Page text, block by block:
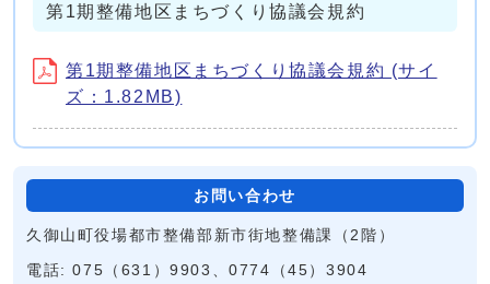
第1期整備地区まちづくり協議会規約
第1期整備地区まちづくり協議会規約 (サイ
ズ：1.82MB)
お問い合わせ
久御山町役場都市整備部新市街地整備課（2階）
電話: 075（631）9903、0774（45）3904